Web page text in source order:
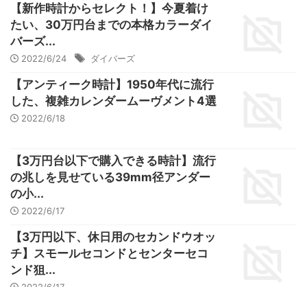
【新作時計からセレクト！】今夏着け
たい、30万円台までの本格カラーダイ
バーズ...
2022/6/24 ダイバーズ
【アンティーク時計】1950年代に流行
した、複雑カレンダームーヴメント4選
2022/6/18
【3万円台以下で購入できる時計】流行
の兆しを見せている39mm径アンダー
の小...
2022/6/17
【3万円以下、休日用のセカンドウオッ
チ】スモールセコンドとセンターセコ
ンド狙...